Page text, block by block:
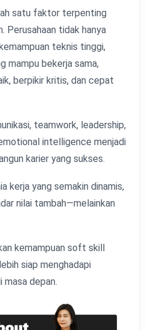
satu faktor terpenting
Perusahaan tidak hanya
teknis tinggi,
mampu bekerja sama,
berpikir kritis, dan cepat
teamwork, leadership,
intelligence menjadi
karier yang sukses.
kerja yang semakin dinamis,
nilai tambah—melainkan
kemampuan soft skill
siap menghadapi
masa depan.